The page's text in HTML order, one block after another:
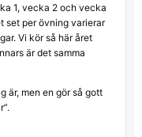
1, vecka 2 och vecka
set per övning varierar
Vi kör så här året
är det samma
är, men en gör så gott